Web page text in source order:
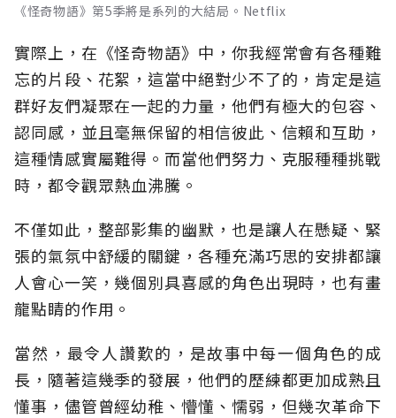
《怪奇物語》第5季將是系列的大結局。Netflix
實際上，在《怪奇物語》中，你我經常會有各種難
忘的片段、花絮，這當中絕對少不了的，肯定是這
群好友們凝聚在一起的力量，他們有極大的包容、
認同感，並且毫無保留的相信彼此、信賴和互助，
這種情感實屬難得。而當他們努力、克服種種挑戰
時，都令觀眾熱血沸騰。
不僅如此，整部影集的幽默，也是讓人在懸疑、緊
張的氣氛中舒緩的關鍵，各種充滿巧思的安排都讓
人會心一笑，幾個別具喜感的角色出現時，也有畫
龍點睛的作用。
當然，最令人讚歎的，是故事中每一個角色的成
長，隨著這幾季的發展，他們的歷練都更加成熟且
懂事，儘管曾經幼稚、懵懂、懦弱，但幾次革命下